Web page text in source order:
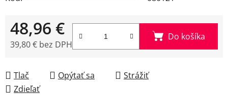
48,96 €
39,80 € bez DPH
Do košíka
Tlač Opýtať sa
Strážiť
Zdieľať